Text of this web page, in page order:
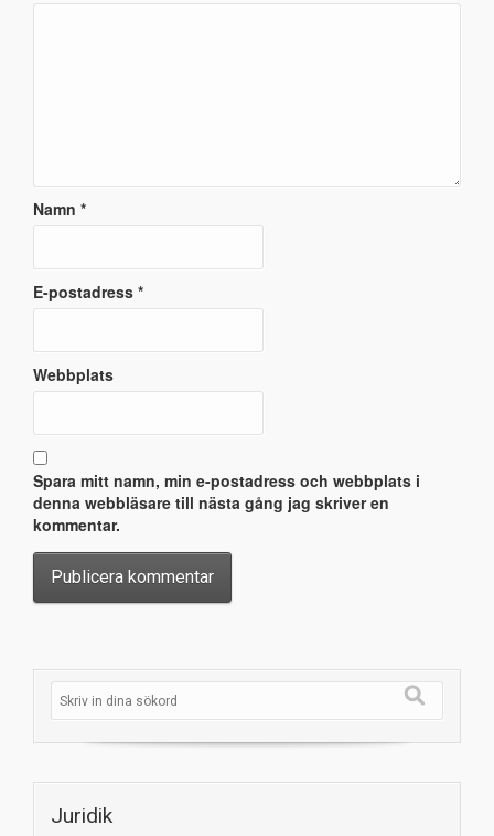
Namn *
E-postadress *
Webbplats
Spara mitt namn, min e-postadress och webbplats i
denna webbläsare till nästa gång jag skriver en
kommentar.
Juridik